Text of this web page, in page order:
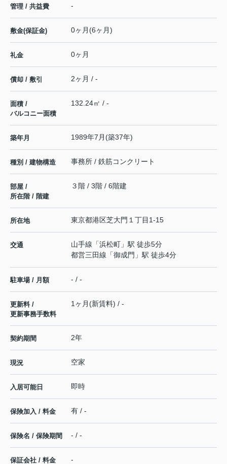
管理 / 共益費 -
敷金(保証金) 0ヶ月(6ヶ月)
礼金 0ヶ月
償却 / 敷引 2ヶ月 / -
面積 /
バルコニー面積
132.24㎡ / -
築年月 1989年7月(築37年)
種別 / 建物構造 事務所 / 鉄筋コンクリート
部屋 /
所在階 / 階建
３階 / 3階 / 6階建
所在地 東京都港区芝大門 １丁目1-15
交通 山手線 「浜松町 」駅 徒歩5分
都営三田線 「御成門 」駅 徒歩4分
駐車場 / 月額 - / -
更新料 /
更新事務手数料
1ヶ月(新賃料) / -
契約期間 2年
現況 空家
入居可能日 即時
保険加入 / 料金 有 / -
保険名 / 保険期間 - / -
保証会社 / 料金 -